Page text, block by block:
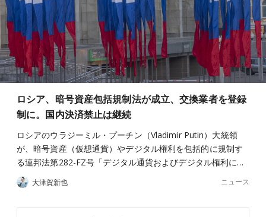
ロシア、暗号資産包括規制法が成立、交換業者を登録
制に。国内決済禁止は継続
ロシアのウラジーミル・プーチン（Vladimir Putin）大統領
が、暗号資産（仮想通貨）やデジタル権利を包括的に規制す
る連邦法第282-FZ号「デジタル通貨およびデジタル権利に…
大津賀新也 ニュース